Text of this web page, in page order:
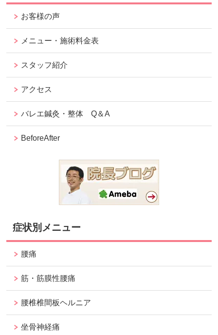
お客様の声
メニュー・施術料金表
スタッフ紹介
アクセス
バレエ鍼灸・整体 Q＆A
BeforeAfter
症状別メニュー
腰痛
筋・筋膜性腰痛
腰椎椎間板ヘルニア
坐骨神経痛